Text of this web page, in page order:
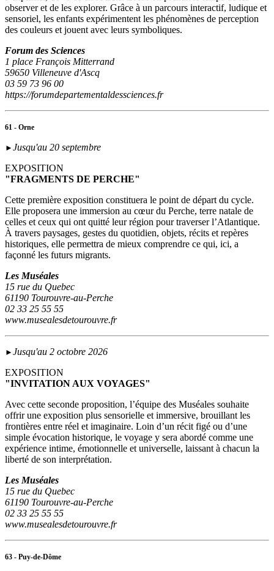
observer et de les explorer. Grâce à un parcours interactif, ludique et
sensoriel, les enfants expérimentent les phénomènes de perception
des couleurs et jouent avec leurs symboliques.
Forum des Sciences
1 place François Mitterrand
59650 Villeneuve d'Ascq
03 59 73 96 00
https://forumdepartementaldessciences.fr
61 - Orne
► Jusqu'au 20 septembre
EXPOSITION
"FRAGMENTS DE PERCHE"
Cette première exposition constituera le point de départ du cycle.
Elle proposera une immersion au cœur du Perche, terre natale de
celles et ceux qui ont quitté leur région pour traverser l’Atlantique.
À travers paysages, gestes du quotidien, objets, récits et repères
historiques, elle permettra de mieux comprendre ce qui, ici, a
façonné les futurs migrants.
Les Muséales
15 rue du Quebec
61190 Tourouvre-au-Perche
02 33 25 55 55
www.musealesdetourouvre.fr
► Jusqu'au 2 octobre 2026
EXPOSITION
"INVITATION AUX VOYAGES"
Avec cette seconde proposition, l’équipe des Muséales souhaite
offrir une exposition plus sensorielle et immersive, brouillant les
frontières entre réel et imaginaire. Loin d’un récit figé ou d’une
simple évocation historique, le voyage y sera abordé comme une
expérience intime, émotionnelle et universelle, laissant à chacun la
liberté de son interprétation.
Les Muséales
15 rue du Quebec
61190 Tourouvre-au-Perche
02 33 25 55 55
www.musealesdetourouvre.fr
63 - Puy-de-Dôme